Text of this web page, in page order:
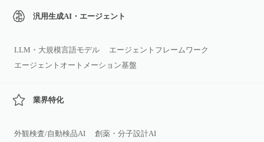
汎用生成AI・エージェント
LLM・大規模言語モデル
エージェントフレームワーク
エージェントオートメーション基盤
業界特化
外観検査/自動検品AI
創薬・分子設計AI